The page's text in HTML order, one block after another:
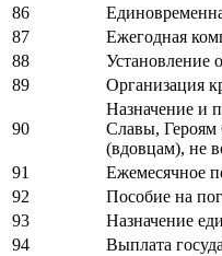
86
87
Ежегодная
88
Установление
89
Организация
90
Назначение и
Славы, Героям
(вдовцам), не
91
Ежемесячное
92
Пособие на
93
Назначение
94
Выплата